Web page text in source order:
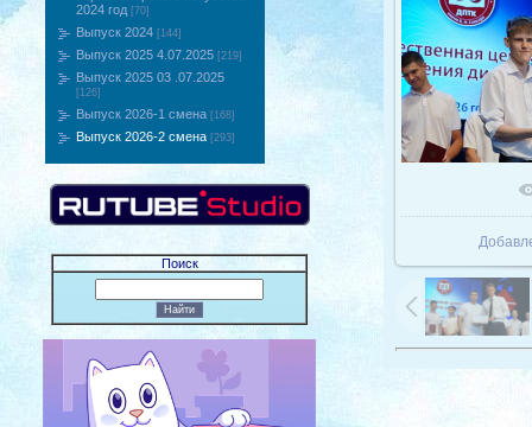
2024 год [70]
Выпуск 2024 [144]
Выпуск 2025 4.07.2025 [219]
Выпуск 2025 03 .07.2025
[126]
Выпуск 2026-1 смена [168]
Выпуск 2026-2 смена [293]
Поиск
В